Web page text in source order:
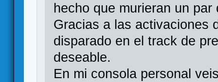
hecho que murieran un par
Gracias a las activaciones
disparado en el track de
deseable.
En mi consola personal